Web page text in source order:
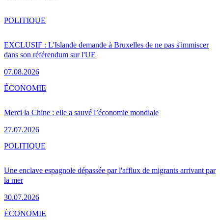
EXCLUSIF : L'Islande demande à Bruxelles de ne pas s'immiscer
dans son référendum sur l'UE
07.08.2026
POLITIQUE
Merci la Chine : elle a sauvé l’économie mondiale
27.07.2026
ÉCONOMIE
Une enclave espagnole dépassée par l'afflux de migrants arrivant par
la mer
30.07.2026
POLITIQUE
ÉCONOMIE